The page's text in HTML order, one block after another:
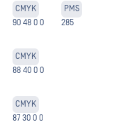
CMYK
90 48 0 0
PMS
285
CMYK
88 40 0 0
CMYK
87 30 0 0